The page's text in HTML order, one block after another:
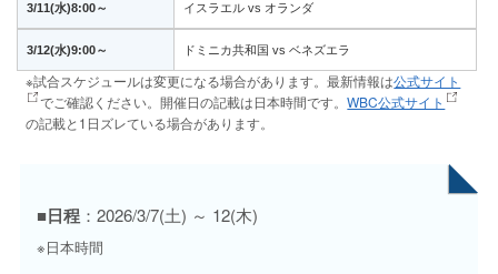
3/11(水)8:00～ イスラエル vs オランダ
3/12(水)9:00～ ドミニカ共和国 vs ベネズエラ
※試合スケジュールは変更になる場合があります。最新情報は公式サイト
でご確認ください。開催日の記載は日本時間です。WBC公式サイト
の記載と1日ズレている場合があります。
■日程：2026/3/7(土) ～ 12(木)
※日本時間